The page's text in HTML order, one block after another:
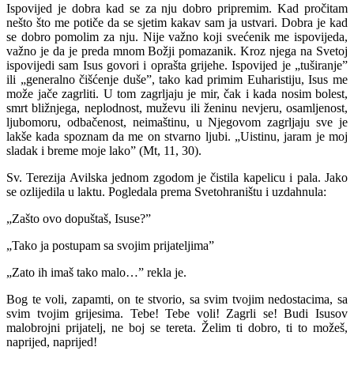
Ispovijed je dobra kad se za nju dobro pripremim. Kad pročitam
nešto što me potiče da se sjetim kakav sam ja ustvari. Dobra je kad
se dobro pomolim za nju. Nije važno koji svećenik me ispovijeda,
važno je da je preda mnom Božji pomazanik. Kroz njega na Svetoj
ispovijedi sam Isus govori i oprašta grijehe. Ispovijed je „tuširanje”
ili „generalno čišćenje duše”, tako kad primim Euharistiju, Isus me
može jače zagrliti. U tom zagrljaju je mir, čak i kada nosim bolest,
smrt bližnjega, neplodnost, muževu ili ženinu nevjeru, osamljenost,
ljubomoru, odbačenost, neimaštinu, u Njegovom zagrljaju sve je
lakše kada spoznam da me on stvarno ljubi. „Uistinu, jaram je moj
sladak i breme moje lako” (Mt, 11, 30).
Sv. Terezija Avilska jednom zgodom je čistila kapelicu i pala. Jako
se ozlijedila u laktu. Pogledala prema Svetohraništu i uzdahnula:
„Zašto ovo dopuštaš, Isuse?”
„Tako ja postupam sa svojim prijateljima”
„Zato ih imaš tako malo…” rekla je.
Bog te voli, zapamti, on te stvorio, sa svim tvojim nedostacima, sa
svim tvojim grijesima. Tebe! Tebe voli! Zagrli se! Budi Isusov
malobrojni prijatelj, ne boj se tereta. Želim ti dobro, ti to možeš,
naprijed, naprijed!